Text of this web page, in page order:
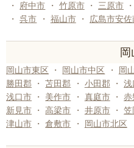
・
府中市 ・ 竹原市 ・ 三原市 ・
・
呉市 ・ 福山市 ・ 広島市安佐
岡山市東区 ・ 岡山市中区 ・ 岡
勝田郡
・ 苫田郡 ・ 小田郡 ・ 浅
浅口市
・ 美作市 ・ 真庭市 ・ 赤
新見市
・ 高梁市 ・ 井原市 ・ 笠
津山市
・ 倉敷市 ・ 岡山市北区